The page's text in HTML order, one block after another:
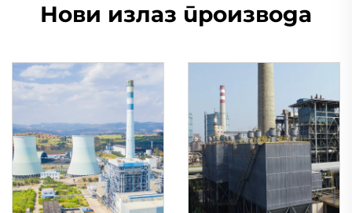
Нови излаз производа